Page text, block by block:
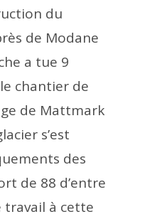
du
de Modane
a tue 9
chantier de
de Mattmark
s’est
des
de 88 d’entre
travail à cette